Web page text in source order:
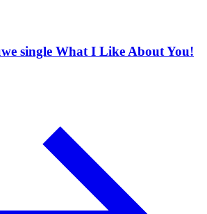
single What I Like About You!